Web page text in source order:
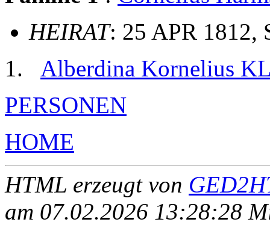
HEIRAT: 25 APR 1812,
Alberdina Kornelius
PERSONEN
HOME
HTML erzeugt von
am 07.02.2026 13:28:28